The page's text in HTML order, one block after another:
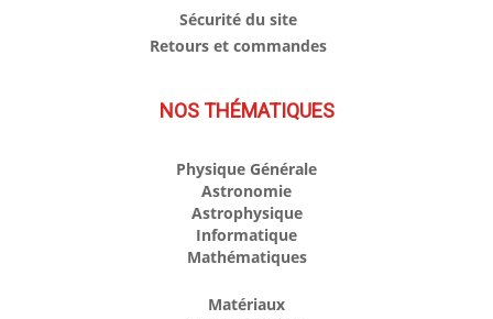
Sécurité du site
Retours et commandes
NOS THÉMATIQUES
Physique Générale
Astronomie
Astrophysique
Informatique
Mathématiques
Matériaux